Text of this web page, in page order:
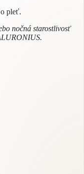
pleť.
nočná starostlivosť